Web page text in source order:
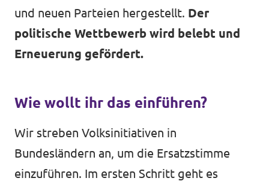
und neuen Parteien hergestellt. Der
politische Wettbewerb wird belebt und
Erneuerung gefördert.
Wie wollt ihr das einführen?
Wir streben Volksinitiativen in
Bundesländern an, um die Ersatzstimme
einzuführen. Im ersten Schritt geht es